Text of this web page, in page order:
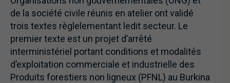
de la société civile réunis en atelier ont validé
trois textes règlelementant ledit secteur. Le
premier texte est un projet d’arrêté
interministériel portant conditions et modalités
d’exploitation commerciale et industrielle des
Produits forestiers non ligneux (PFNL) au Burkina